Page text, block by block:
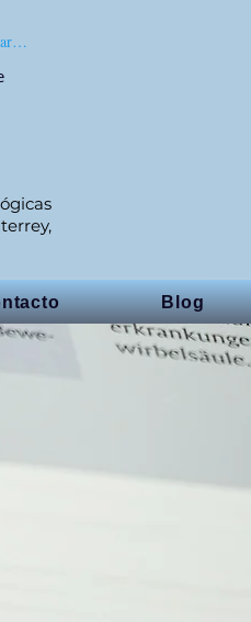
sesión
Blog